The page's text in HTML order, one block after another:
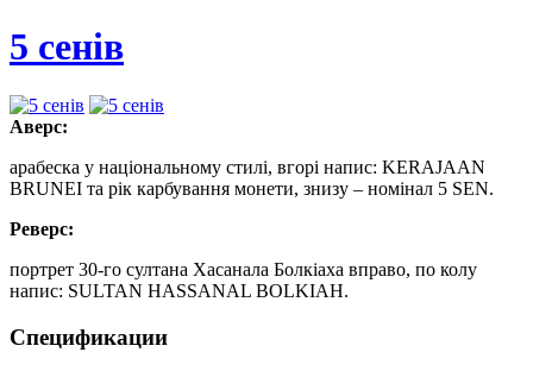
5 сенів
Аверс:
арабеска у національному стилі, вгорі напис: KERAJAAN
BRUNEI та рік карбування монети, знизу – номінал 5 SEN.
Реверс:
портрет 30-го султана Хасанала Болкіаха вправо, по колу
напис: SULTAN HASSANAL BOLKIAH.
Спецификации